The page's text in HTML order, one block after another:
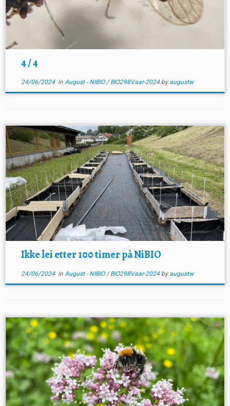
4 / 4
24/06/2024in August - NIBIO/BIO298Vaar-2024 by augustw
Ikke lei etter 100 timer på NiBIO
24/06/2024in August - NIBIO/BIO298Vaar-2024 by augustw